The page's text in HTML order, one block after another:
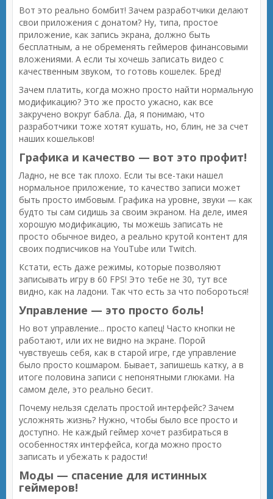
Вот это реально бомбит! Зачем разработчики делают
свои приложения с донатом? Ну, типа, простое
приложение, как запись экрана, должно быть
бесплатным, а не обременять геймеров финансовыми
вложениями. А если ты хочешь записать видео с
качественным звуком, то готовь кошелек. Бред!
Зачем платить, когда можно просто найти нормальную
модификацию? Это же просто ужасно, как все
закручено вокруг бабла. Да, я понимаю, что
разработчики тоже хотят кушать, но, блин, не за счет
наших кошельков!
Графика и качество — вот это профит!
Ладно, не все так плохо. Если ты все-таки нашел
нормальное приложение, то качество записи может
быть просто имбовым. Графика на уровне, звуки — как
будто ты сам сидишь за своим экраном. На деле, имея
хорошую модификацию, ты можешь записать не
просто обычное видео, а реально крутой контент для
своих подписчиков на YouTube или Twitch.
Кстати, есть даже режимы, которые позволяют
записывать игру в 60 FPS! Это тебе не 30, тут все
видно, как на ладони. Так что есть за что побороться!
Управление — это просто боль!
Но вот управление... просто капец! Часто кнопки не
работают, или их не видно на экране. Порой
чувствуешь себя, как в старой игре, где управление
было просто кошмаром. Бывает, запишешь катку, а в
итоге половина записи с непонятными глюками. На
самом деле, это реально бесит.
Почему нельзя сделать простой интерфейс? Зачем
усложнять жизнь? Нужно, чтобы было все просто и
доступно. Не каждый геймер хочет разбираться в
особенностях интерфейса, когда можно просто
записать и убежать к радости!
Моды — спасение для истинных
геймеров!